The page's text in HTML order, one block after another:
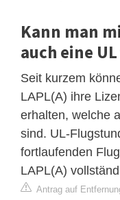
Kann man
auch eine
Seit kurzem
LAPL(A) ihre
erhalten, welche
sind. UL-
fortlaufenden
LAPL(A)
Antrag auf